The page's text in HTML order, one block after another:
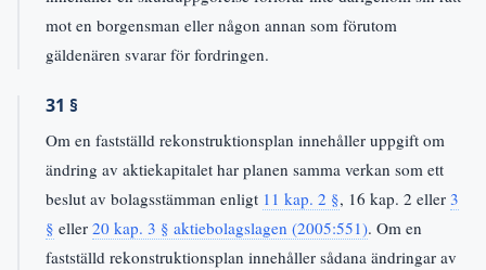
mot en borgensman eller någon annan som förutom
gäldenären svarar för fordringen.
31 §
Om en fastställd rekonstruktionsplan innehåller uppgift om
ändring av aktiekapitalet har planen samma verkan som ett
beslut av bolagsstämman enligt 11 kap. 2 §, 16 kap. 2 eller 3
§ eller 20 kap. 3 § aktiebolagslagen (2005:551). Om en
fastställd rekonstruktionsplan innehåller sådana ändringar av